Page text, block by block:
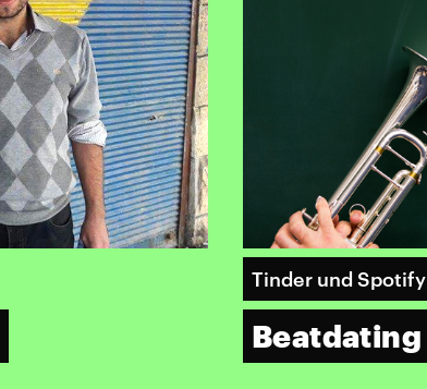
Tinder und Spotify
Beatdating